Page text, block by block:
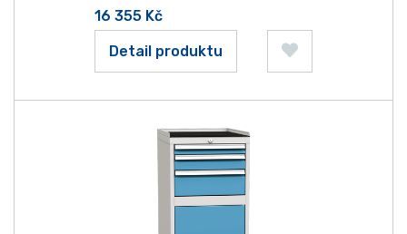
16 355 Kč
Detail produktu